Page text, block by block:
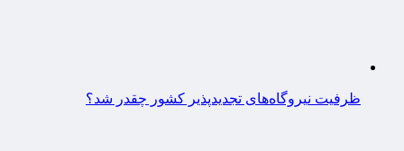
ظرفیت نیروگاه‌های تجدیدپذیر کشور چقدر شد؟